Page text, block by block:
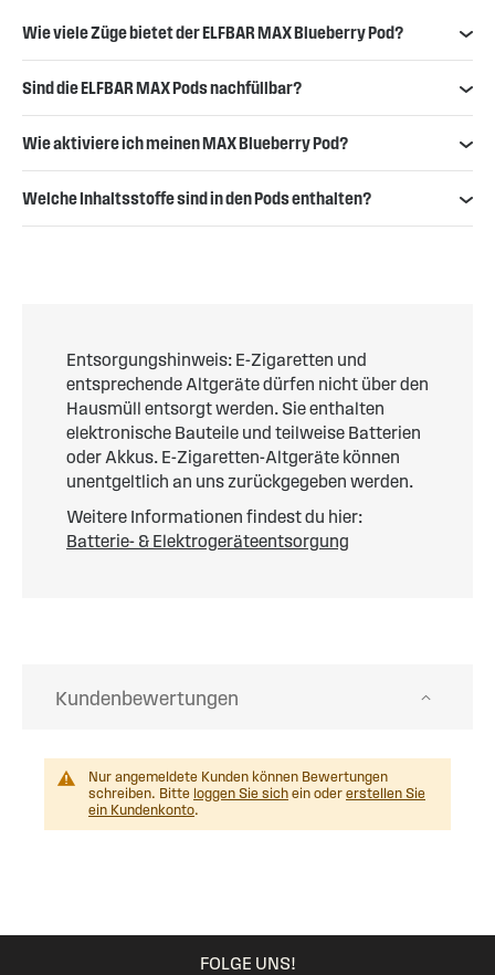
Wie viele Züge bietet der ELFBAR MAX Blueberry Pod?
Sind die ELFBAR MAX Pods nachfüllbar?
Wie aktiviere ich meinen MAX Blueberry Pod?
Welche Inhaltsstoffe sind in den Pods enthalten?
Entsorgungshinweis: E-Zigaretten und
entsprechende Altgeräte dürfen nicht über den
Hausmüll entsorgt werden. Sie enthalten
elektronische Bauteile und teilweise Batterien
oder Akkus. E-Zigaretten-Altgeräte können
unentgeltlich an uns zurückgegeben werden.
Weitere Informationen findest du hier:
Batterie- & Elektrogeräteentsorgung
Kundenbewertungen
Nur angemeldete Kunden können Bewertungen
schreiben. Bitte loggen Sie sich ein oder erstellen Sie
ein Kundenkonto.
FOLGE UNS!